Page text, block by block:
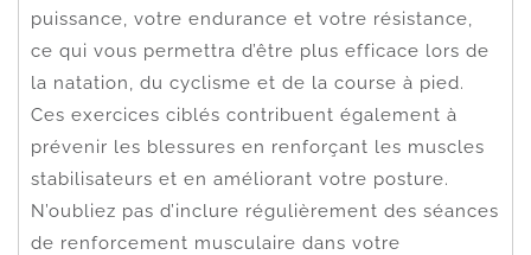
puissance, votre endurance et votre résistance,
ce qui vous permettra d’être plus efficace lors de
la natation, du cyclisme et de la course à pied.
Ces exercices ciblés contribuent également à
prévenir les blessures en renforçant les muscles
stabilisateurs et en améliorant votre posture.
N’oubliez pas d’inclure régulièrement des séances
de renforcement musculaire dans votre